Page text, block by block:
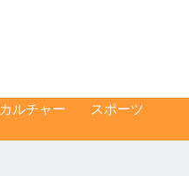
カルチャー
スポーツ